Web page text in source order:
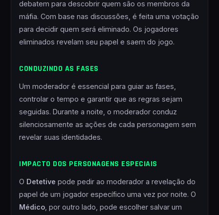
debatem para descobrir quem são os membros da
máfia. Com base nas discussões, é feita uma votação
para decidir quem será eliminado. Os jogadores
eliminados revelam seu papel e saem do jogo.
CONDUZINDO AS FASES
Um moderador é essencial para guiar as fases,
controlar o tempo e garantir que as regras sejam
seguidas. Durante a noite, o moderador conduz
silenciosamente as ações de cada personagem sem
revelar suas identidades.
IMPACTO DOS PERSONAGENS ESPECIAIS
O Detetive pode pedir ao moderador a revelação do
papel de um jogador específico uma vez por noite. O
Médico , por outro lado, pode escolher salvar um